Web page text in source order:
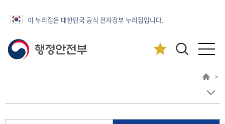
이 누리집은 대한민국 공식 전자정부 누리집입니다.
>